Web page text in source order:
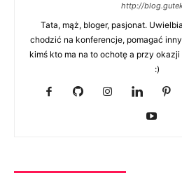
http://
Tata, mąż, bloger, pasjonat.
chodzić na konferencje, pomagać
kimś kto ma na to ochotę a przy
:)